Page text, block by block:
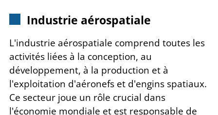
Industrie aérospatiale
L'industrie aérospatiale comprend toutes les
activités liées à la conception, au
développement, à la production et à
l'exploitation d'aéronefs et d'engins spatiaux.
Ce secteur joue un rôle crucial dans
l'économie mondiale et est responsable de